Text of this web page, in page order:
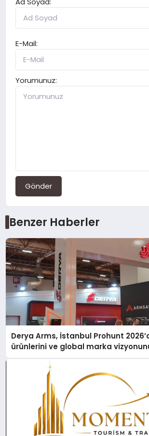
E-Mail:
Yorumunuz:
Gönder
Benzer Haberler
Derya Arms, İstanbul Prohunt
ürünlerini ve global marka